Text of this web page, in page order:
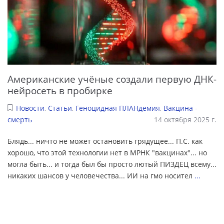
Американские учёные создали первую ДНК-
нейросеть в пробирке
Новости, Статьи, Геноцидная ПЛАНдемия, Вакцина -
смерть
14 октября 2025 г.
Блядь... ничто не может остановить грядущее... П.С. как
хорошо, что этой технологии нет в МРНК "вакцинах"... но
могла быть... и тогда был бы просто лютый ПИЗДЕЦ всему...
никаких шансов у человечества... ИИ на гмо носител ...